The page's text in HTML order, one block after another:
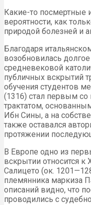
Какие-то посмертные
вероятности, как
природой болезней и
Благодаря
возобновилась
средневековой
публичных вскрытий
обучения студентов
(1316) стал первым со
трактатом,
Ибн Сины, а на
также оставался
протяжении
В Европе одно из
вскрытии относится к
Салицето (ок.
племянника маркиза
описаний видно, что
проводились с